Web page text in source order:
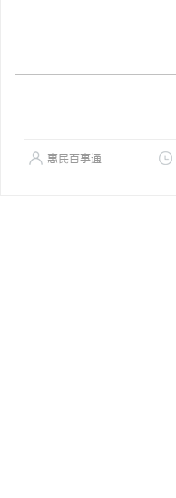
惠民百事通